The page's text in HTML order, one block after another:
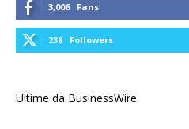
3,006 Fans
238 Followers
Ultime da BusinessWire